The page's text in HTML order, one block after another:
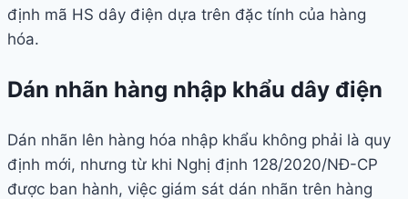
định mã HS dây điện dựa trên đặc tính của hàng
hóa.
Dán nhãn hàng nhập khẩu dây điện
Dán nhãn lên hàng hóa nhập khẩu không phải là quy
định mới, nhưng từ khi Nghị định 128/2020/NĐ-CP
được ban hành, việc giám sát dán nhãn trên hàng